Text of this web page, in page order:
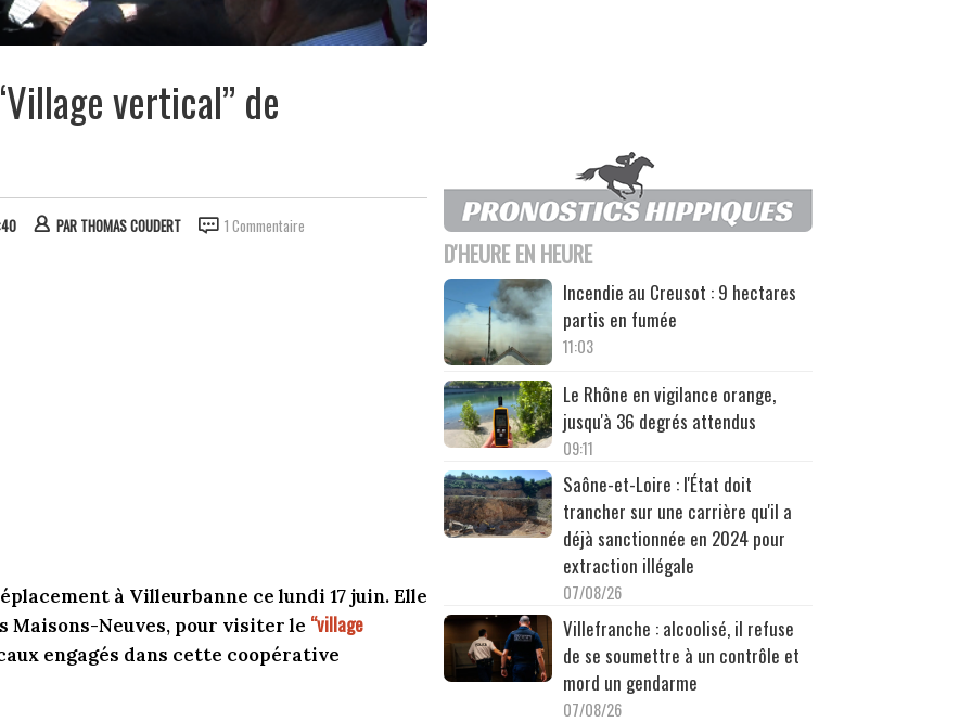
vertical” de
PAR THOMAS COUDERT 1 Commentaire
à Villeurbanne ce lundi 17 juin. Elle
Maisons-Neuves, pour visiter le “village
engagés dans cette coopérative
D'HEURE EN HEURE
Incendie au Creusot : 9 hectares
partis en fumée
11:03
Le Rhône en vigilance orange,
jusqu'à 36 degrés attendus
09:11
Saône-et-Loire : l'État doit
trancher sur une carrière qu'il a
déjà sanctionnée en 2024 pour
extraction illégale
07/08/26
Villefranche : alcoolisé, il refuse
de se soumettre à un contrôle et
mord un gendarme
07/08/26